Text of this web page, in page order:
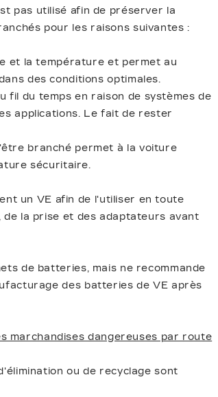
pas utilisé afin de préserver la
pour les raisons suivantes :
et la température et permet au
des conditions optimales.
fil du temps en raison de systèmes de
applications. Le fait de rester
branché permet à la voiture
sécuritaire.
un VE afin de l'utiliser en toute
la prise et des adaptateurs avant
de batteries, mais ne recommande
des batteries de VE après
marchandises dangereuses par route
ou de recyclage sont